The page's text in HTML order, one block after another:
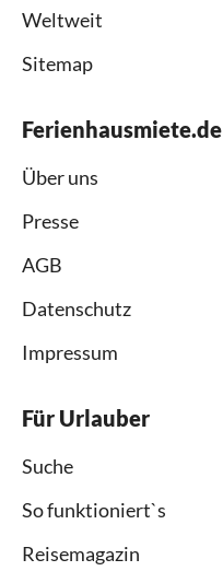
Weltweit
Sitemap
Ferienhausmiete.de
Über uns
Presse
AGB
Datenschutz
Impressum
Für Urlauber
Suche
So funktioniert`s
Reisemagazin